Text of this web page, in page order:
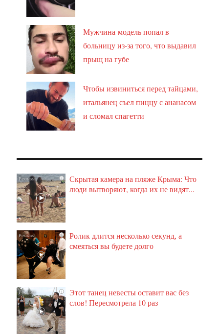
Мужчина-модель попал в
больницу из-за того, что выдавил
прыщ на губе
Чтобы извиниться перед тайцами,
итальянец съел пиццу с ананасом
и сломал спагетти
i
Скрытая камера на пляже Крыма: Что
люди вытворяют, когда их не видят...
i
Ролик длится несколько секунд, а
смеяться вы будете долго
i
Этот танец невесты оставит вас без
слов! Пересмотрела 10 раз